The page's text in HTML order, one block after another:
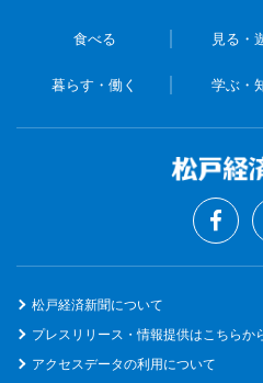
食べる 見る・
暮らす・働く 学ぶ・
松戸経済新聞について
プレスリリース・情報提供はこちらか
アクセスデータの利用について